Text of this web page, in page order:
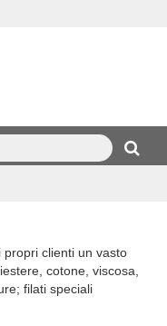
propri clienti un vasto
cotone, viscosa,
filati speciali